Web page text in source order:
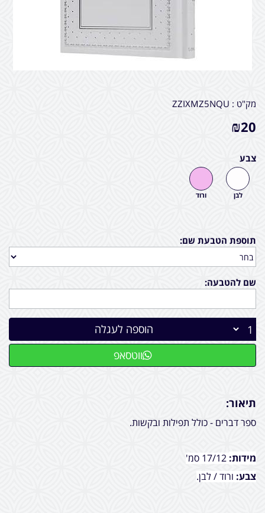
מק"ט : ZZIXMZ5NQU
₪20
צבע
לבן ורוד
תוספת הטבעת שם:
שם להטבעה:
הוספה לעגלה
ווטסאפ
תיאור:
ספר דברים - כולל תפילות ובקשות.
מידות:
צבע: ורוד / לבן.